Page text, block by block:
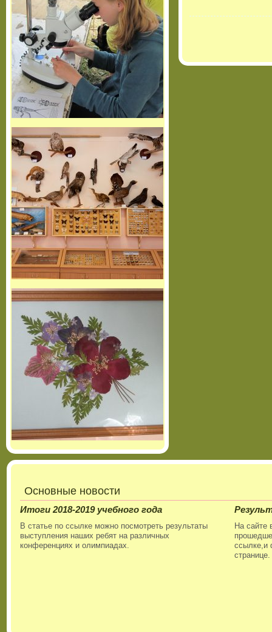
Основные новости
Итоги 2018-2019 учебного года
В статье по ссылке можно посмотреть результаты
выступления наших ребят на различных
конференциях и олимпиадах.
На сайте
ссылке,и
странице.